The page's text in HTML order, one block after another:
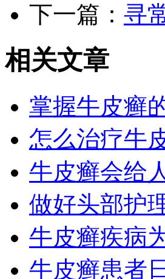
下一篇： 寻
相关文章
掌握牛皮癣
怎么治疗牛
牛皮癣会给
做好头部护
牛皮癣疾病
牛皮癣患者